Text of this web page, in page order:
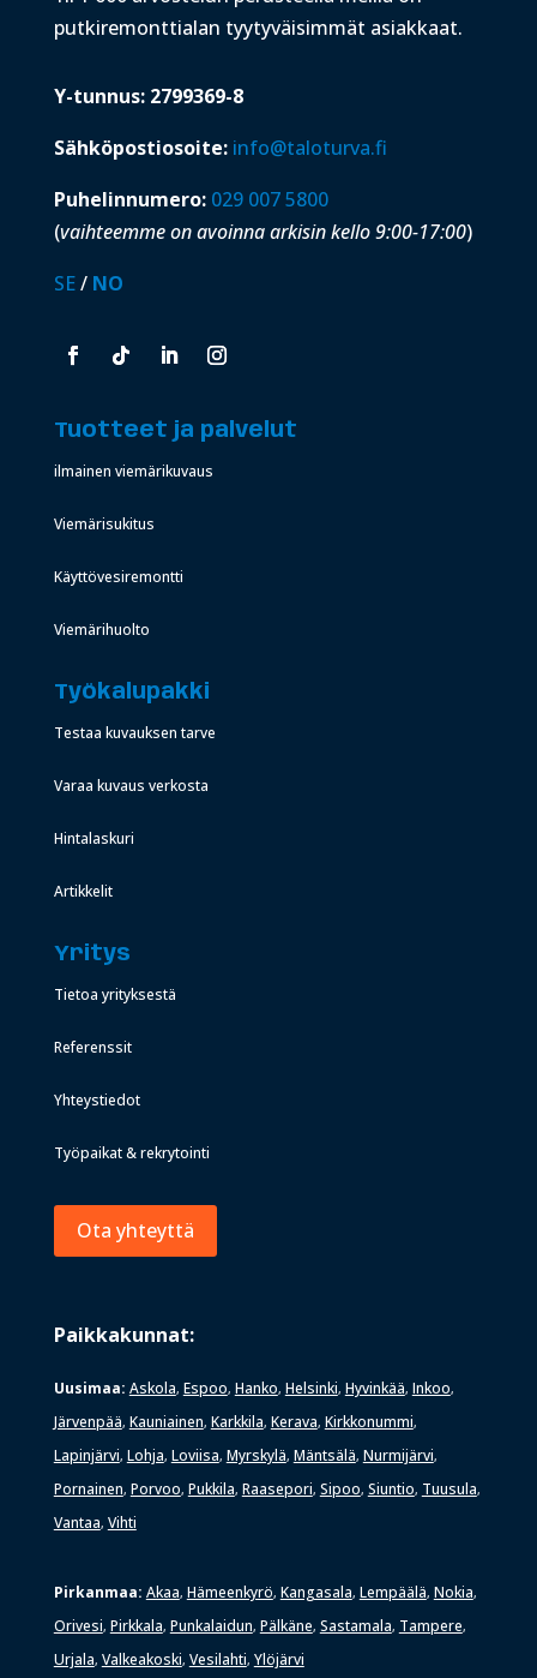
putkiremonttialan tyytyväisimmät asiakkaat.
Y-tunnus: 2799369-8
Sähköpostiosoite: info@taloturva.fi
Puhelinnumero: 029 007 5800
(vaihteemme on avoinna arkisin kello 9:00-17:00)
SE/ NO
Tuotteet ja palvelut
ilmainen viemärikuvaus
Viemärisukitus
Käyttövesiremontti
Viemärihuolto
Työkalupakki
Testaa kuvauksen tarve
Varaa kuvaus verkosta
Hintalaskuri
Artikkelit
Yritys
Tietoa yrityksestä
Referenssit
Yhteystiedot
Työpaikat & rekrytointi
Ota yhteyttä
Paikkakunnat:
Uusimaa: Askola, Espoo, Hanko, Helsinki, Hyvinkää, Inkoo,
Järvenpää, Kauniainen, Karkkila, Kerava, Kirkkonummi,
Lapinjärvi, Lohja, Loviisa, Myrskylä, Mäntsälä, Nurmijärvi,
Pornainen, Porvoo, Pukkila, Raasepori, Sipoo, Siuntio, Tuusula,
Vantaa, Vihti
Pirkanmaa: Akaa, Hämeenkyrö, Kangasala, Lempäälä, Nokia,
Orivesi, Pirkkala, Punkalaidun, Pälkäne, Sastamala, Tampere,
Urjala, Valkeakoski, Vesilahti, Ylöjärvi